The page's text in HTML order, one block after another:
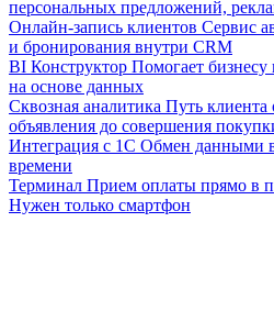
персональных предложений,
Онлайн-запись клиентов Сервис
и бронирования внутри CRM
BI Конструктор Помогает
на основе данных
Сквозная аналитика Путь клиента
объявления до совершения
Интеграция с 1С Обмен данными
времени
Терминал Прием оплаты прямо в
Нужен только смартфон